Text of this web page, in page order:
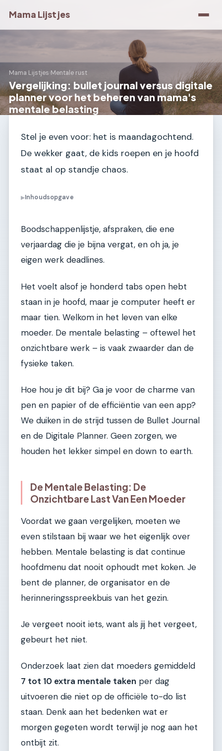
Mama Lijstjes
Mama Lijstjes›Mentale rust
Vergelijking: bullet journal versus digitale
planner voor het beheren van mama's
mentale belasting
Stel je even voor: het is maandagochtend.
De wekker gaat, de kids roepen en je hoofd
staat al op standje chaos.
▶Inhoudsopgave
Boodschappenlijstje, afspraken, die ene
verjaardag die je bijna vergat, en oh ja, je
eigen werk deadlines.
Het voelt alsof je honderd tabs open hebt
staan in je hoofd, maar je computer heeft er
maar tien. Welkom in het leven van elke
moeder. De mentale belasting – oftewel het
onzichtbare werk – is vaak zwaarder dan de
fysieke taken.
Hoe hou je dit bij? Ga je voor de charme van
pen en papier of de efficiëntie van een app?
We duiken in de strijd tussen de Bullet Journal
en de Digitale Planner. Geen zorgen, we
houden het lekker simpel en down to earth.
De Mentale Belasting: De
Onzichtbare Last Van Een Moeder
Voordat we gaan vergelijken, moeten we
even stilstaan bij waar we het eigenlijk over
hebben. Mentale belasting is dat continue
hoofdmenu dat nooit ophoudt met koken. Je
bent de planner, de organisator en de
herinneringsspreekbuis van het gezin.
Je vergeet nooit iets, want als jij het vergeet,
gebeurt het niet.
Onderzoek laat zien dat moeders gemiddeld
7 tot 10 extra mentale taken per dag
uitvoeren die niet op de officiële to-do list
staan. Denk aan het bedenken wat er
morgen gegeten wordt terwijl je nog aan het
ontbijt zit.